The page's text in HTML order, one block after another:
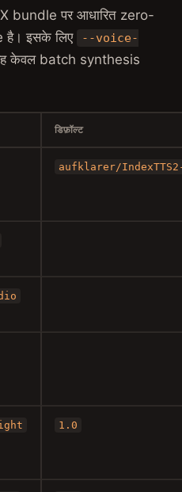
bundle पर आधारित zero-
इसके लिए
--voice-
केवल batch synthesis
डिफ़ॉल्ट
aufklarer/
1.0